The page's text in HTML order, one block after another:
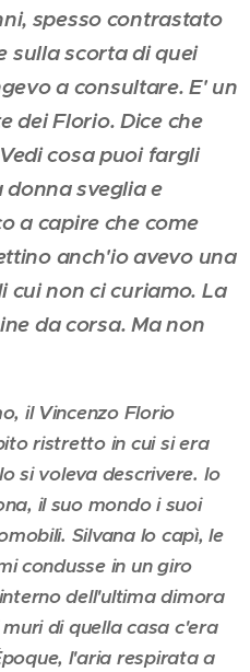
spesso contrastato
sulla scorta di quei
a consultare. E' un
dei Florio. Dice che
cosa puoi fargli
donna sveglia e
a capire che come
anch'io avevo una
cui non ci curiamo. La
da corsa. Ma non
il Vincenzo Florio
ristretto in cui si era
si voleva descrivere. Io
il suo mondo i suoi
Silvana lo capì, le
condusse in un giro
dell'ultima dimora
di quella casa c'era
l'aria respirata a